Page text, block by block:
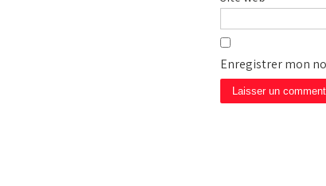
Enregistrer mon